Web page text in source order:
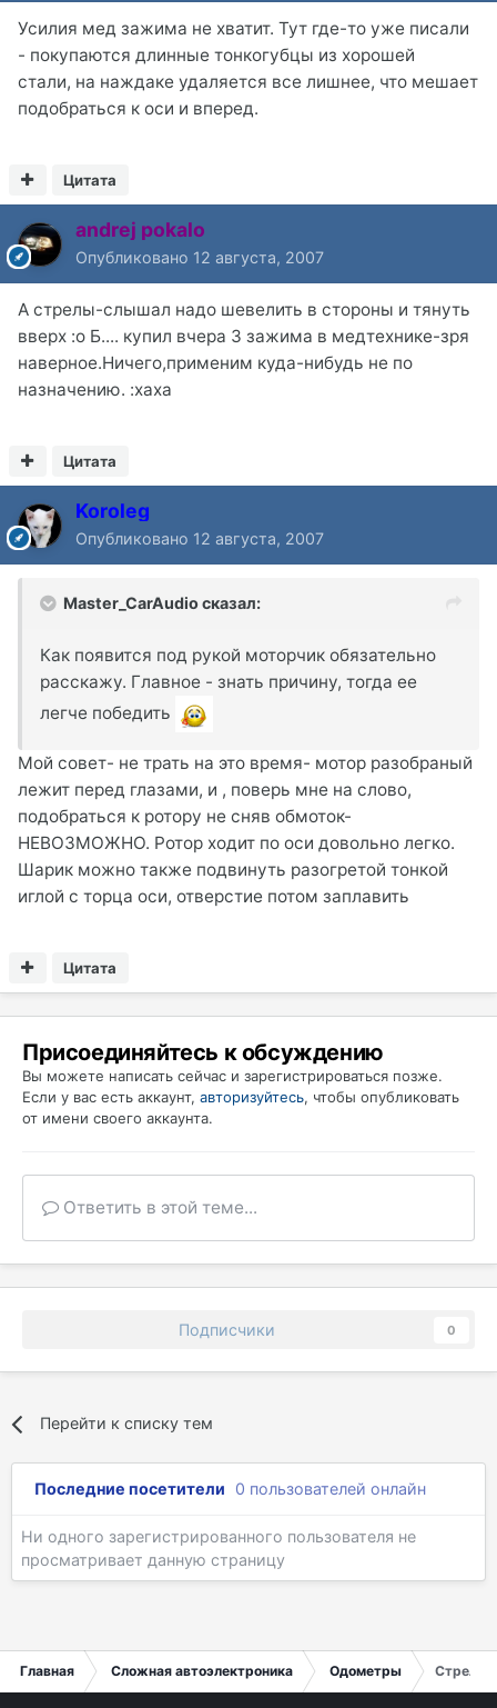
Усилия мед зажима не хватит. Тут где-то уже писали
- покупаются длинные тонкогубцы из хорошей
стали, на наждаке удаляется все лишнее, что мешает
подобраться к оси и вперед.
Цитата
andrej pokalo
Опубликовано 12 августа, 2007
А стрелы-слышал надо шевелить в стороны и тянуть
вверх :o Б.... купил вчера 3 зажима в медтехнике-зря
наверное.Ничего,применим куда-нибудь не по
назначению. :xaxa
Цитата
Koroleg
Опубликовано 12 августа, 2007
Master_CarAudio сказал:
Как появится под рукой моторчик обязательно
расскажу. Главное - знать причину, тогда ее
легче победить
Мой совет- не трать на это время- мотор разобраный
лежит перед глазами, и , поверь мне на слово,
подобраться к ротору не сняв обмоток-
НЕВОЗМОЖНО. Ротор ходит по оси довольно легко.
Шарик можно также подвинуть разогретой тонкой
иглой с торца оси, отверстие потом заплавить
Цитата
Присоединяйтесь к обсуждению
Вы можете написать сейчас и зарегистрироваться позже.
Если у вас есть аккаунт, авторизуйтесь, чтобы опубликовать
от имени своего аккаунта.
Ответить в этой теме...
Подписчики 0
Перейти к списку тем
Последние посетители 0 пользователей онлайн
Ни одного зарегистрированного пользователя не
просматривает данную страницу
Главная Сложная автоэлектроника Одометры Стрелки